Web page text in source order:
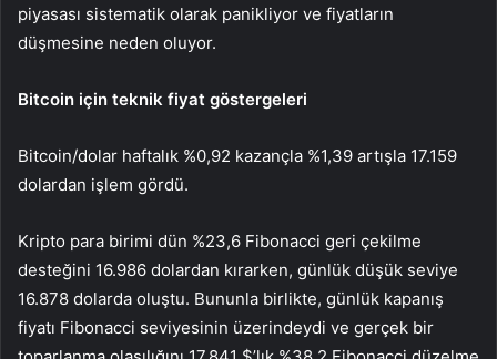
piyasası sistematik olarak panikliyor ve fiyatların
düşmesine neden oluyor.
Bitcoin için teknik fiyat göstergeleri
Bitcoin/dolar haftalık %0,92 kazançla %1,39 artışla 17.159
dolardan işlem gördü.
Kripto para birimi dün %23,6 Fibonacci geri çekilme
desteğini 16.986 dolardan kırarken, günlük düşük seviye
16.878 dolarda oluştu. Bununla birlikte, günlük kapanış
fiyatı Fibonacci seviyesinin üzerindeydi ve gerçek bir